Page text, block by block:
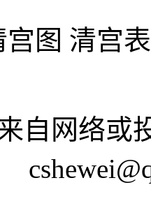
图 清宫
自网络或